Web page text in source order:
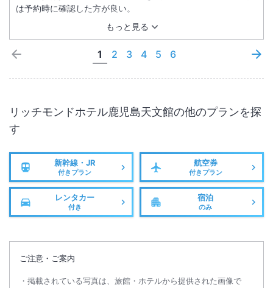
もっと見る
は予約時に確認した方が良い。
1 2 3 4 5 6
リッチモンドホテル鹿児島天文館の他のプランを探
す
新幹線・JR
付きプラン
航空券
付きプラン
レンタカー
付き
宿泊
のみ
ご注意・ご案内
掲載されている写真は、旅館・ホテルから提供された画像で